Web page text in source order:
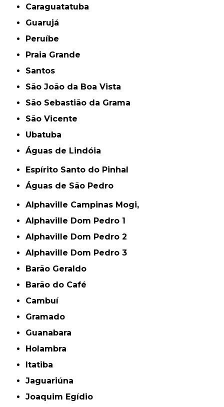
Caraguatatuba
Guarujá
Peruíbe
Praia Grande
Santos
São João da Boa Vista
São Sebastião da Grama
São Vicente
Ubatuba
Águas de Lindóia
Espírito Santo do Pinhal
Águas de São Pedro
Alphaville Campinas Mogi,
Alphaville Dom Pedro 1
Alphaville Dom Pedro 2
Alphaville Dom Pedro 3
Barão Geraldo
Barão do Café
Cambuí
Gramado
Guanabara
Holambra
Itatiba
Jaguariúna
Joaquim Egídio